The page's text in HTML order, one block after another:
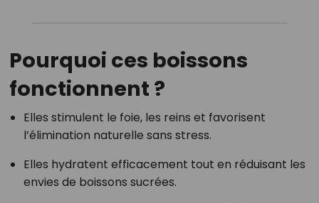
Pourquoi ces boissons
fonctionnent ?
Elles stimulent le foie, les reins et favorisent
l’élimination naturelle sans stress.
Elles hydratent efficacement tout en réduisant les
envies de boissons sucrées.